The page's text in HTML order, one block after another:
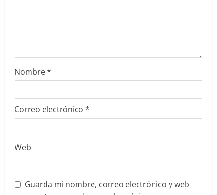
Nombre*
Correo electrónico *
Web
Guarda mi nombre, correo electrónico y web